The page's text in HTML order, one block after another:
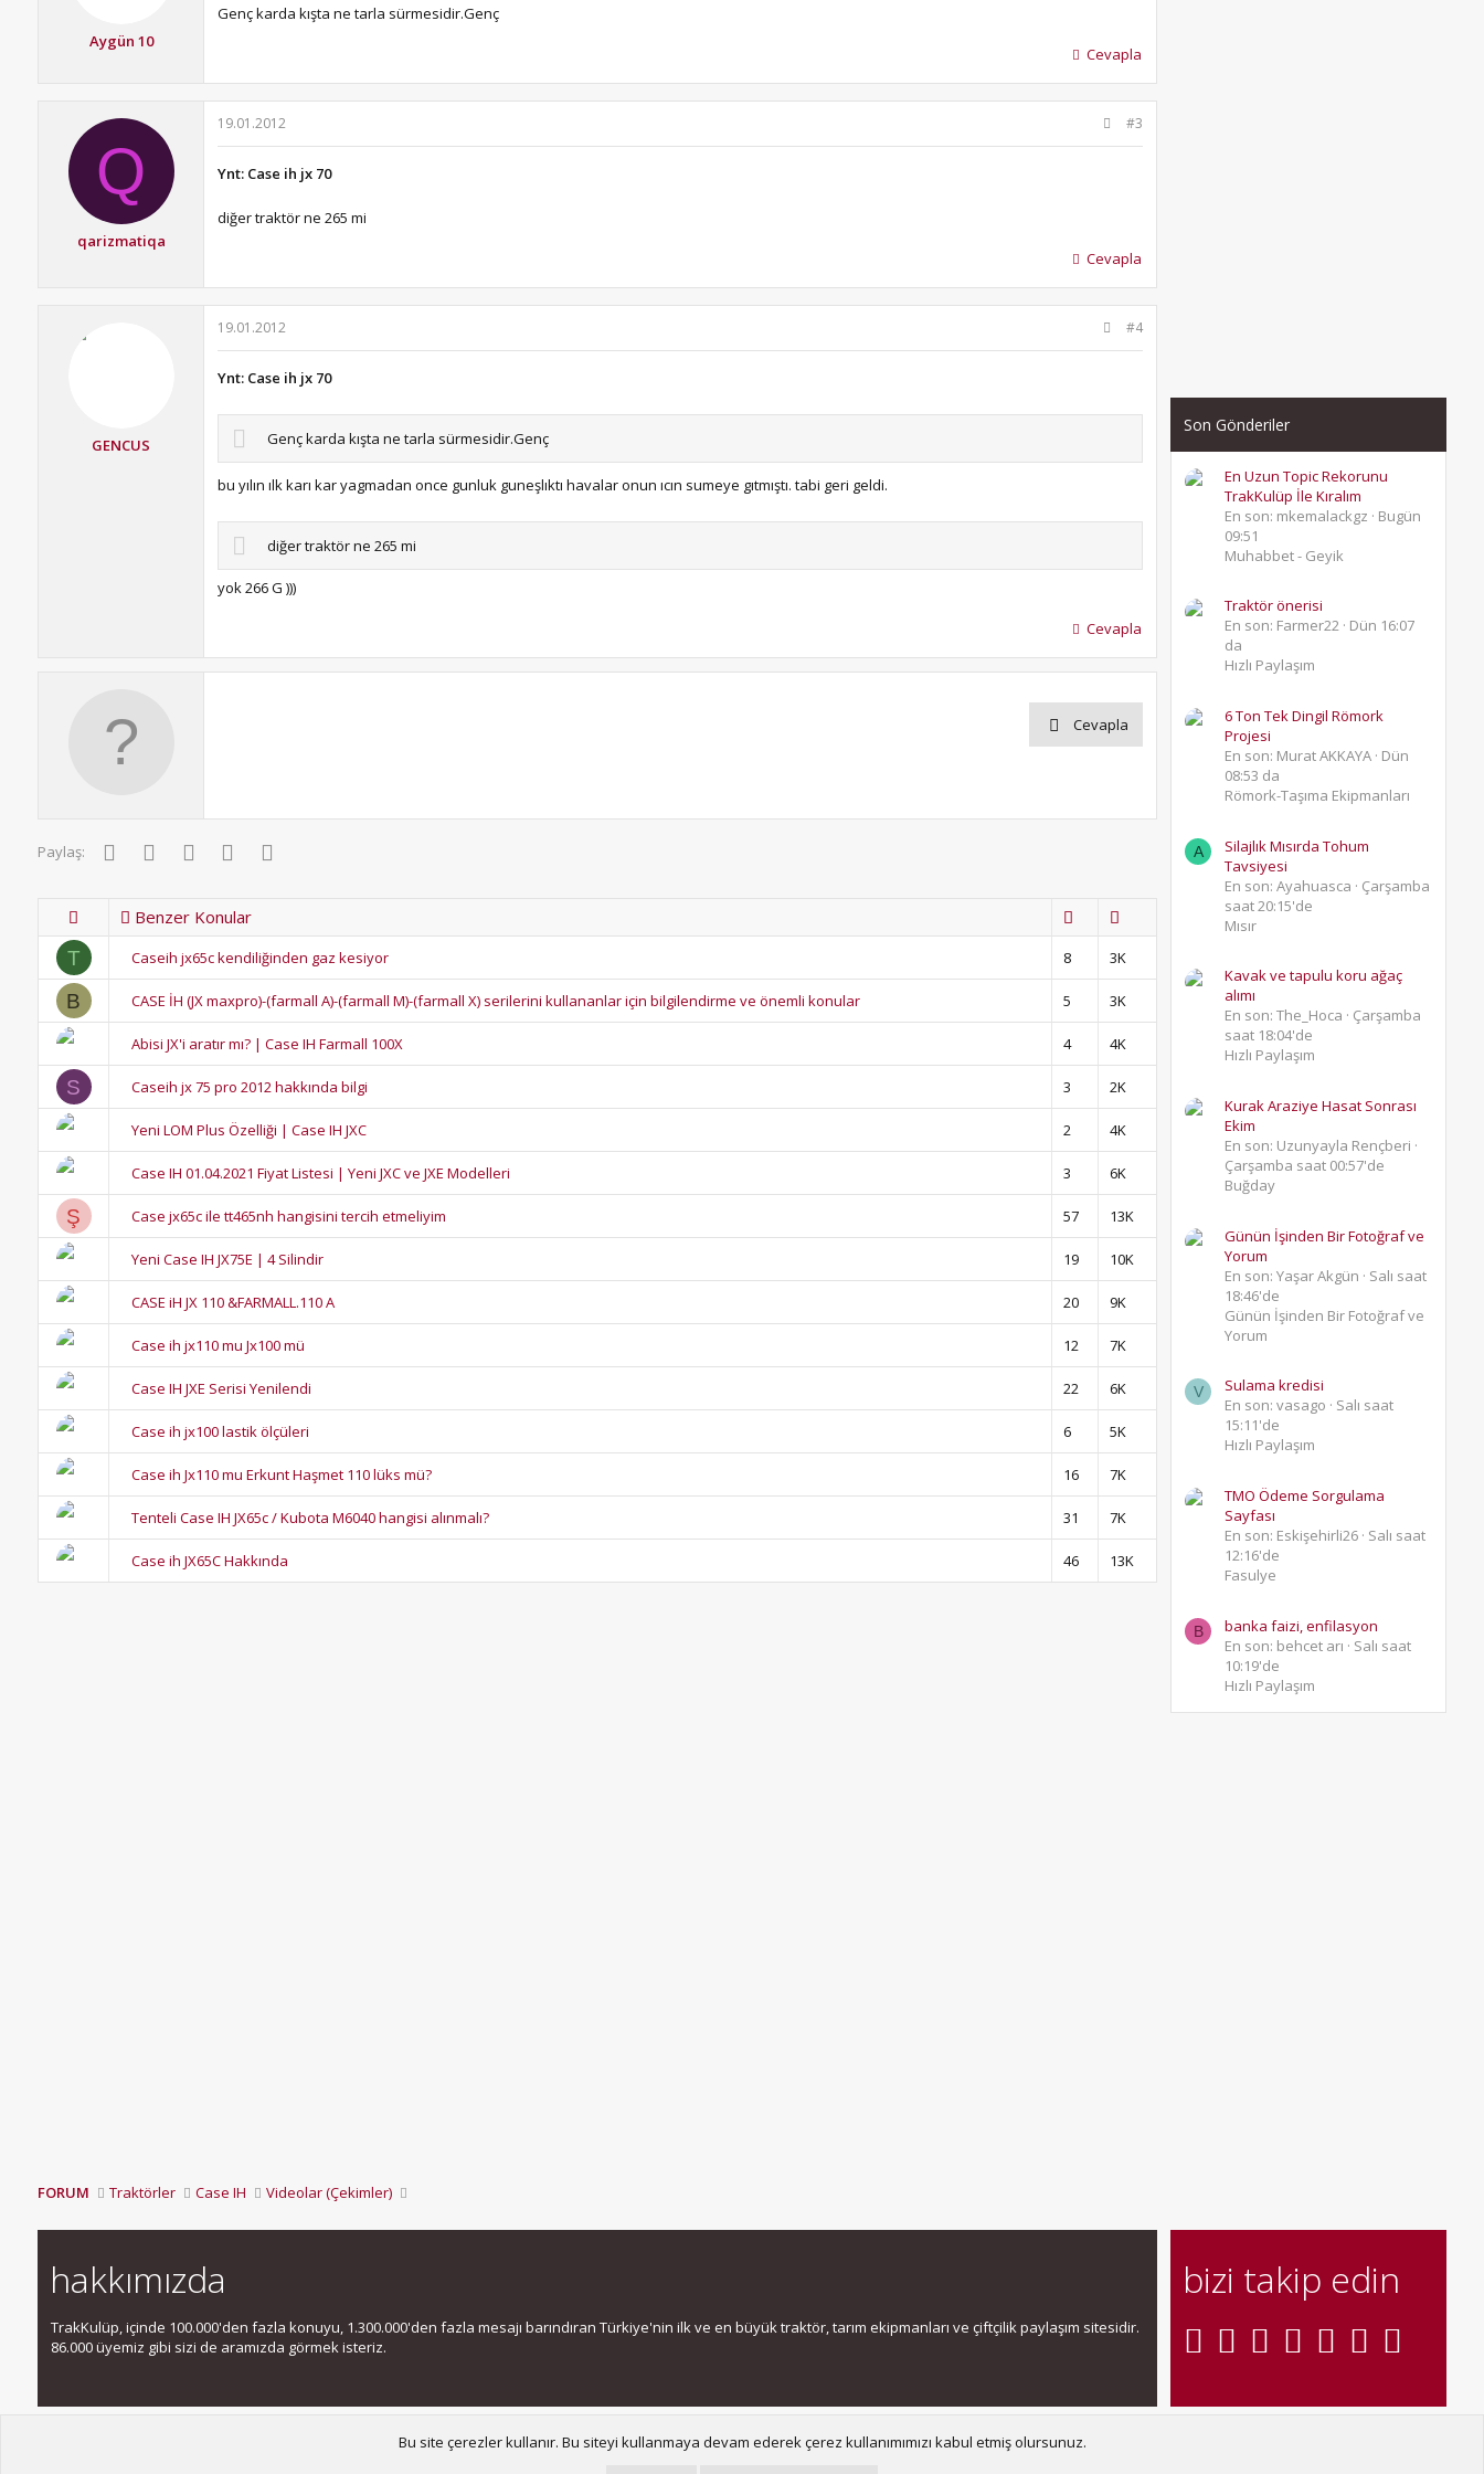
Aygün 10
Genç karda kışta ne tarla sürmesidir.Genç
Cevapla
Q
qarizmatiqa
19.01.2012 #3
Ynt: Case ih jx 70
diğer traktör ne 265 mi
Cevapla
GENCUS
19.01.2012 #4
Ynt: Case ih jx 70
Genç karda kışta ne tarla sürmesidir.Genç
bu yılın ılk karı kar yagmadan once gunluk guneşlıktı havalar onun ıcın sumeye gıtmıştı. tabi geri geldi.
diğer traktör ne 265 mi
yok 266 G )))
Cevapla
Cevapla
Paylaş: Facebook
Twitter PinterestWhatsApp
Benzer Konular
T Caseih jx65c kendiliğinden gaz kesiyor 8 3K
B CASE İH (JX maxpro)-(farmall A)-(farmall M)-(farmall X) serilerini kullananlar için bilgilendirme ve önemli konular 5 3K
Abisi JX'i aratır mı? | Case IH Farmall 100X 4 4K
S Caseih jx 75 pro 2012 hakkında bilgi 3 2K
Yeni LOM Plus Özelliği | Case IH JXC 2 4K
Case IH 01.04.2021 Fiyat Listesi | Yeni JXC ve JXE Modelleri 3 6K
Ş Case jx65c ile tt465nh hangisini tercih etmeliyim 57 13K
Yeni Case IH JX75E | 4 Silindir 19 10K
CASE iH JX 110 &FARMALL.110 A 20 9K
Case ih jx110 mu Jx100 mü 12 7K
Case IH JXE Serisi Yenilendi 22 6K
Case ih jx100 lastik ölçüleri 6 5K
Case ih Jx110 mu Erkunt Haşmet 110 lüks mü? 16 7K
Tenteli Case IH JX65c / Kubota M6040 hangisi alınmalı? 31 7K
Case ih JX65C Hakkında 46 13K
Son Gönderiler
En Uzun Topic Rekorunu
TrakKulüp İle Kıralım
En son: mkemalackgz
Bugün
09:51
Muhabbet - Geyik
Traktör önerisi
En son: Farmer22 Dün 16:07
da
Hızlı Paylaşım
6 Ton Tek Dingil Römork
Projesi
En son: Murat AKKAYA Dün
08:53 da
Römork-Taşıma Ekipmanları
A
Silajlık Mısırda Tohum
Tavsiyesi
En son: Ayahuasca
Çarşamba
saat 20:15'de
Mısır
Kavak ve tapulu koru ağaç
alımı
En son: The_Hoca
Çarşamba
saat 18:04'de
Hızlı Paylaşım
Kurak Araziye Hasat Sonrası
Ekim
En son: Uzunyayla Rençberi
Çarşamba saat 00:57'de
Buğday
Günün İşinden Bir Fotoğraf ve
Yorum
En son: Yaşar Akgün
Salı saat
18:46'de
Günün İşinden Bir Fotoğraf ve
Yorum
V
Sulama kredisi
En son: vasago
Salı saat
15:11'de
Hızlı Paylaşım
TMO Ödeme Sorgulama
Sayfası
En son: Eskişehirli26 Salı saat
12:16'de
Fasulye
B
banka faizi, enfilasyon
En son: behcet arı
Salı saat
10:19'de
Hızlı Paylaşım
FORUM Traktörler Case IH Videolar (Çekimler)
hakkımızda
TrakKulüp, içinde 100.000'den fazla konuyu, 1.300.000'den fazla mesajı barındıran Türkiye'nin ilk ve en büyük traktör, tarım ekipmanları ve çiftçilik paylaşım sitesidir.
86.000 üyemiz gibi sizi de aramızda görmek isteriz.
bizi takip edin
Bize ulaşın Şartlar ve kurallar
Bu site çerezler kullanır. Bu siteyi kullanmaya devam ederek çerez kullanımımızı kabul etmiş olursunuz.